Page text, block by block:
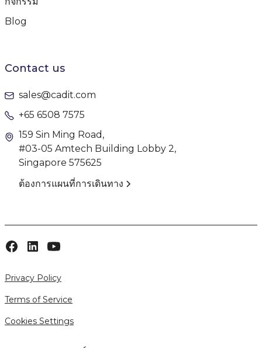
Blog
Contact us
sales@cadit.com
+65 6508 7575
159 Sin Ming Road,
#03-05 Amtech Building Lobby 2,
Singapore 575625
ต้องการแผนที่การเดินทาง
Privacy Policy
Terms of Service
Cookies Settings